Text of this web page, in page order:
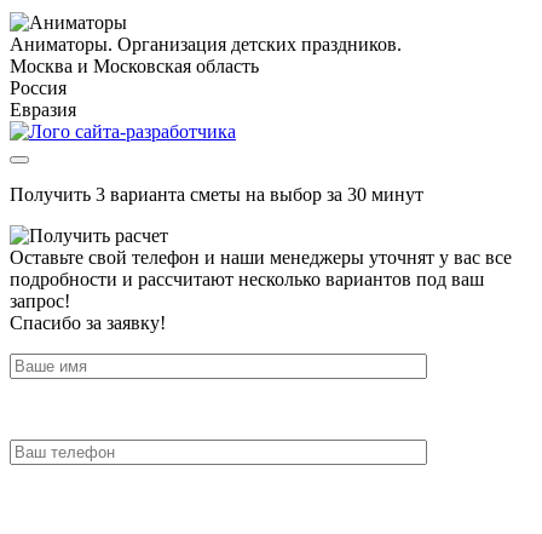
Аниматоры. Организация детских праздников.
Москва и Московская область
Россия
Евразия
Получить 3 варианта сметы на выбор за 30 минут
Оставьте свой телефон и наши менеджеры уточнят у вас все
подробности и рассчитают несколько вариантов под ваш
запрос!
Спасибо за заявку!